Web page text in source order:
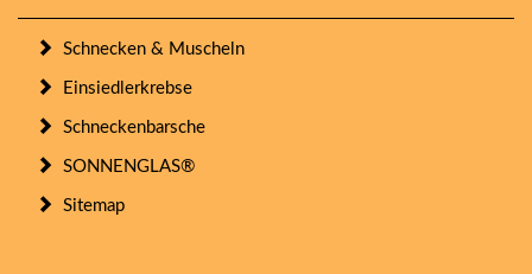
Schnecken & Muscheln
Einsiedlerkrebse
Schneckenbarsche
SONNENGLAS®
Sitemap